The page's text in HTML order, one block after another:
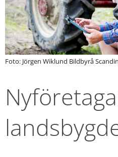
Foto: Jörgen Wiklund Bildbyrå